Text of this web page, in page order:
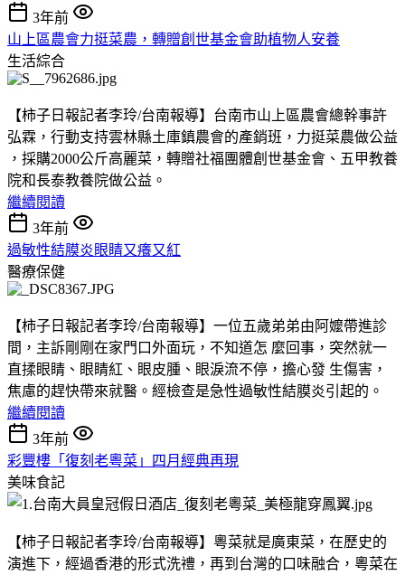
3年前
山上區農會力挺菜農，轉贈創世基金會助植物人安養
生活綜合
【柿子日報記者李玲/台南報導】台南市山上區農會總幹事許
弘霖，行動支持雲林縣土庫鎮農會的產銷班，力挺菜農做公益
，採購2000公斤高麗菜，轉贈社福團體創世基金會、五甲教養
院和長泰教養院做公益。
繼續閱讀
3年前
過敏性結膜炎眼睛又癢又紅
醫療保健
【柿子日報記者李玲/台南報導】一位五歲弟弟由阿嬤帶進診
間，主訴剛剛在家門口外面玩，不知道怎 麼回事，突然就一
直揉眼睛、眼睛紅、眼皮腫、眼淚流不停，擔心發 生傷害，
焦慮的趕快帶來就醫。經檢查是急性過敏性結膜炎引起的。
繼續閱讀
3年前
彩豐樓「復刻老粵菜」四月經典再現
美味食記
【柿子日報記者李玲/台南報導】粵菜就是廣東菜，在歷史的
演進下，經過香港的形式洗禮，再到台灣的口味融合，粵菜在